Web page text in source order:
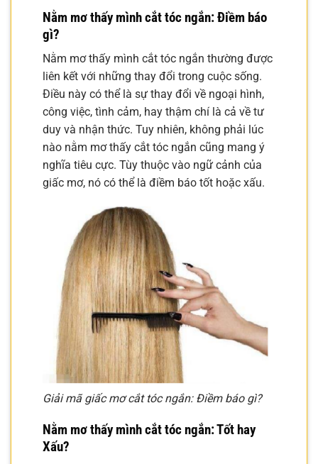
Nằm mơ thấy mình cắt tóc ngắn: Điềm báo
gì?
Nằm mơ thấy mình cắt tóc ngắn thường được
liên kết với những thay đổi trong cuộc sống.
Điều này có thể là sự thay đổi về ngoại hình,
công việc, tình cảm, hay thậm chí là cả về tư
duy và nhận thức. Tuy nhiên, không phải lúc
nào nằm mơ thấy cắt tóc ngắn cũng mang ý
nghĩa tiêu cực. Tùy thuộc vào ngữ cảnh của
giấc mơ, nó có thể là điềm báo tốt hoặc xấu.
Giải mã giấc mơ cắt tóc ngắn: Điềm báo gì?
Nằm mơ thấy mình cắt tóc ngắn: Tốt hay
Xấu?